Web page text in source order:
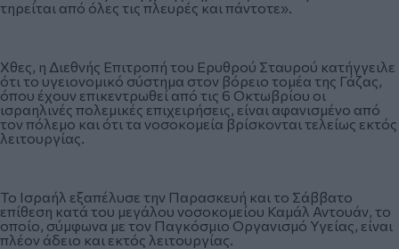
τηρείται από όλες τις πλευρές και πάντοτε».
Χθες, η Διεθνής Επιτροπή του Ερυθρού Σταυρού κατήγγειλε
ότι το υγειονομικό σύστημα στον βόρειο τομέα της Γάζας,
όπου έχουν επικεντρωθεί από τις 6 Οκτωβρίου οι
ισραηλινές πολεμικές επιχειρήσεις, είναι αφανισμένο από
τον πόλεμο και ότι τα νοσοκομεία βρίσκονται τελείως εκτός
λειτουργίας.
Το Ισραήλ εξαπέλυσε την Παρασκευή και το Σάββατο
επίθεση κατά του μεγάλου νοσοκομείου Καμάλ Αντουάν, το
οποίο, σύμφωνα με τον Παγκόσμιο Οργανισμό Υγείας, είναι
πλέον άδειο και εκτός λειτουργίας.